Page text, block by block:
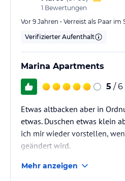
1 Bewertungen
Vor 9 Jahren • Verreist als Paar im
Verifizierter Aufenthalt
Marina Apartments
5 / 6
Etwas altbacken aber in
etwas. Duschen etwas klein
ich mir wieder vorstellen,
geändert wird.
Mehr anzeigen